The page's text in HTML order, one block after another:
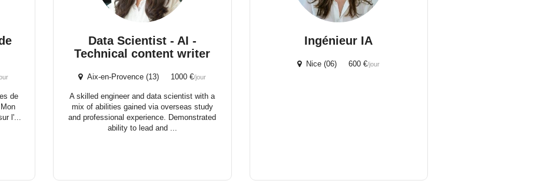
de
l'...
Data Scientist - AI -
Technical content writer
Aix-en-Provence (13) 1000 €/jour
A skilled engineer and data scientist with a
mix of abilities gained via overseas study
and professional experience. Demonstrated
ability to lead and ...
Ingénieur IA
Nice (06) 600 €/jour